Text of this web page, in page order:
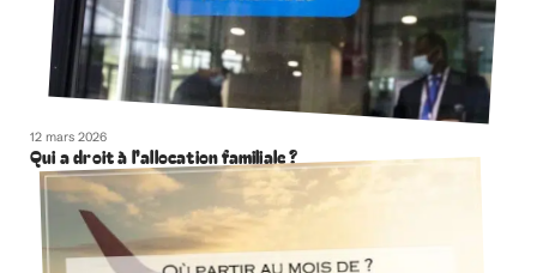
12 mars 2026
Qui a droit à l’allocation familiale ?